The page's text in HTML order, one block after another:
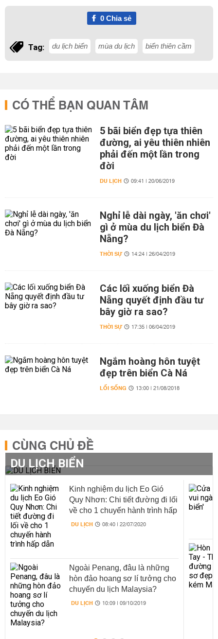
0Chia sẻ
Tag: du lịch biển mùa du lịch biển thiên cầm
CÓ THỂ BẠN QUAN TÂM
5 bãi biển đẹp tựa thiên
đường, ai yêu thiên nhiên
phải đến một lần trong
đời
DU LỊCH 09:41 | 20/06/2019
Nghỉ lễ dài ngày, 'ăn chơi'
gì ở mùa du lịch biển Đà
Nẵng?
THỜI SỰ 14:24 | 26/04/2019
Các lối xuống biển Đà
Nẵng quyết định đầu tư
bây giờ ra sao?
THỜI SỰ 17:35 | 06/04/2019
Ngắm hoàng hôn tuyệt
đẹp trên biển Cà Ná
LỐI SỐNG 13:00 | 21/08/2018
CÙNG CHỦ ĐỀ
DU LỊCH BIỂN
Kinh nghiệm du lịch Eo Gió
Quy Nhơn: Chi tiết đường đi lối
về cho 1 chuyến hành trình hấp
dẫn
DU LỊCH 08:40 | 22/07/2020
Ngoài Penang, đâu là những
hòn đảo hoang sơ lí tưởng cho
chuyến du lịch Malaysia?
DU LỊCH 10:09 | 09/10/2019